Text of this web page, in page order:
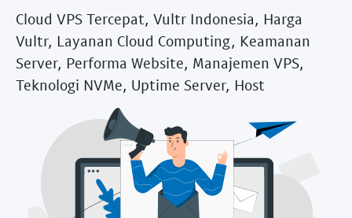
Cloud VPS Tercepat, Vultr Indonesia, Harga
Vultr, Layanan Cloud Computing, Keamanan
Server, Performa Website, Manajemen VPS,
Teknologi NVMe, Uptime Server, Host